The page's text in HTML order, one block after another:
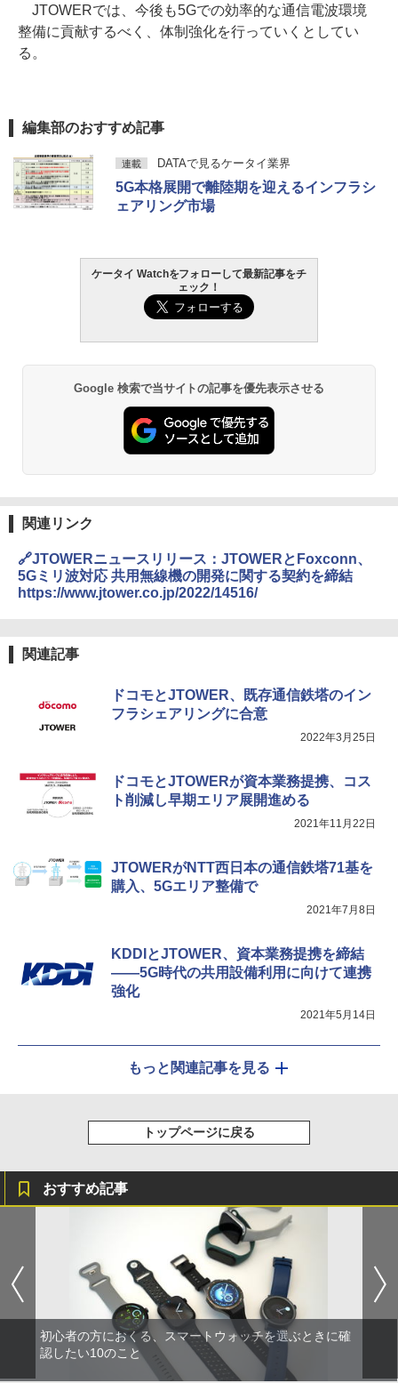
JTOWERでは、今後も5Gでの効率的な通信電波環境
整備に貢献するべく、体制強化を行っていくとしてい
る。
編集部のおすすめ記事
連載 DATAで見るケータイ業界
5G本格展開で離陸期を迎えるインフラシ
ェアリング市場
ケータイ Watchをフォローして最新記事をチ
ェック！
Google 検索で当サイトの記事を優先表示させる
関連リンク
🔗JTOWERニュースリリース：JTOWERとFoxconn、
5Gミリ波対応 共用無線機の開発に関する契約を締結
https://www.jtower.co.jp/2022/14516/
関連記事
ドコモとJTOWER、既存通信鉄塔のイン
フラシェアリングに合意
2022年3月25日
ドコモとJTOWERが資本業務提携、コス
ト削減し早期エリア展開進める
2021年11月22日
JTOWERがNTT西日本の通信鉄塔71基を
購入、5Gエリア整備で
2021年7月8日
KDDIとJTOWER、資本業務提携を締結
――5G時代の共用設備利用に向けて連携
強化
2021年5月14日
もっと関連記事を見る
トップページに戻る
おすすめ記事
初心者の方におくる、スマートウォッチを選ぶときに確
認したい10のこと